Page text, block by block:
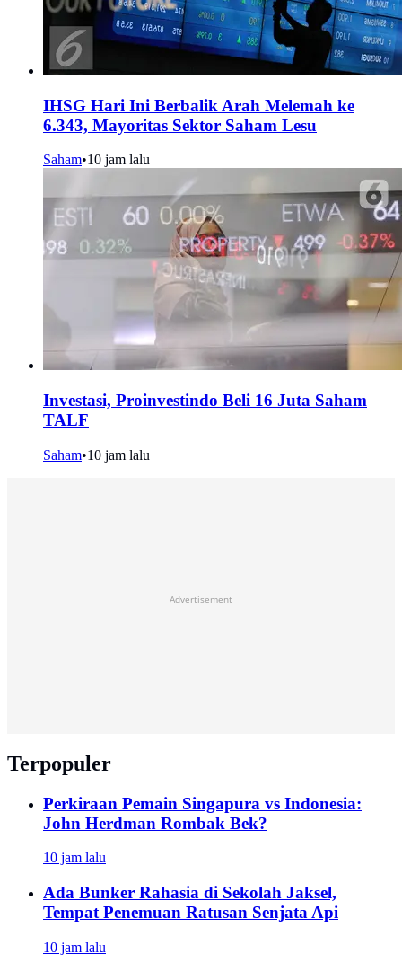
IHSG Hari Ini Berbalik Arah Melemah ke
6.343, Mayoritas Sektor Saham Lesu
Saham•10 jam lalu
Investasi, Proinvestindo Beli 16 Juta Saham
TALF
Saham•10 jam lalu
Advertisement
Terpopuler
Perkiraan Pemain Singapura vs Indonesia:
John Herdman Rombak Bek?
10 jam lalu
Ada Bunker Rahasia di Sekolah Jaksel,
Tempat Penemuan Ratusan Senjata Api
10 jam lalu